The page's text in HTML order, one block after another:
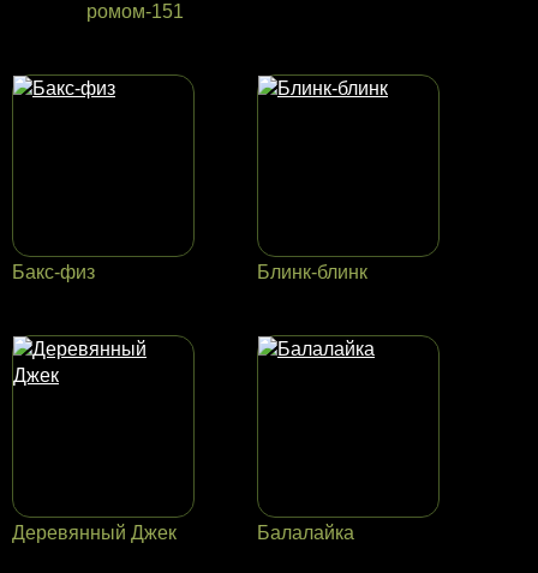
ромом-151
Бакс-физ Блинк-блинк
Деревянный Джек Балалайка